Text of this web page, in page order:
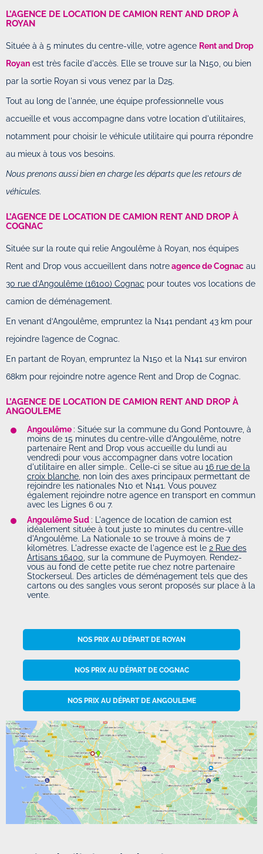
L’AGENCE DE LOCATION DE CAMION RENT AND DROP À
ROYAN
Située à à 5 minutes du centre-ville, votre agence Rent and Drop
Royan est très facile d'accès. Elle se trouve sur la N150, ou bien
par la sortie Royan si vous venez par la D25.
Tout au long de l'année, une équipe professionnelle vous
accueille et vous accompagne dans votre location d'utilitaires,
notamment pour choisir le véhicule utilitaire qui pourra répondre
au mieux à tous vos besoins.
Nous prenons aussi bien en charge les départs que les retours de
véhicules.
L’AGENCE DE LOCATION DE CAMION RENT AND DROP À
COGNAC
Située sur la route qui relie Angoulême à Royan, nos équipes
Rent and Drop vous accueillent dans notreagence de Cognac au
30 rue d’Angoulême (16100) Cognac pour toutes vos locations de
camion de déménagement.
En venant d’Angoulême, empruntez la N141 pendant 43 km pour
rejoindre l’agence de Cognac.
En partant de Royan, empruntez la N150 et la N141 sur environ
68km pour rejoindre notre agence Rent and Drop de Cognac.
L’AGENCE DE LOCATION DE CAMION RENT AND DROP À
ANGOULEME
Angoulême : Située sur la commune du Gond Pontouvre, à
moins de 15 minutes du centre-ville d'Angoulême, notre
partenaire Rent and Drop vous accueille du lundi au
vendredi pour vous accompagner dans votre location
d'utilitaire en aller simple.. Celle-ci se situe au 16 rue de la
croix blanche , non loin des axes principaux permettant de
rejoindre les nationales N10 et N141. Vous pouvez
également rejoindre notre agence en transport en commun
avec les Lignes 6 ou 7.
Angoulême Sud : L'agence de location de camion est
idéalement située à tout juste 10 minutes du centre-ville
d'Angoulême. La Nationale 10 se trouve à moins de 7
kilomètres. L'adresse exacte de l'agence est le 2 Rue des
Artisans 16400 , sur la commune de Puymoyen. Rendez-
vous au fond de cette petite rue chez notre partenaire
Stockerseul. Des articles de déménagement tels que des
cartons ou des sangles vous seront proposés sur place à la
vente.
NOS PRIX AU DÉPART DE ROYAN
NOS PRIX AU DÉPART DE COGNAC
NOS PRIX AU DÉPART DE ANGOULEME